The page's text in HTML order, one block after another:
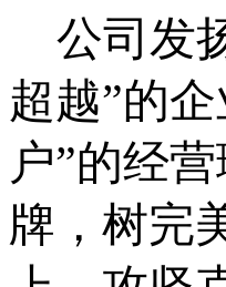
公司发
超越”的
户”的经
牌，树完